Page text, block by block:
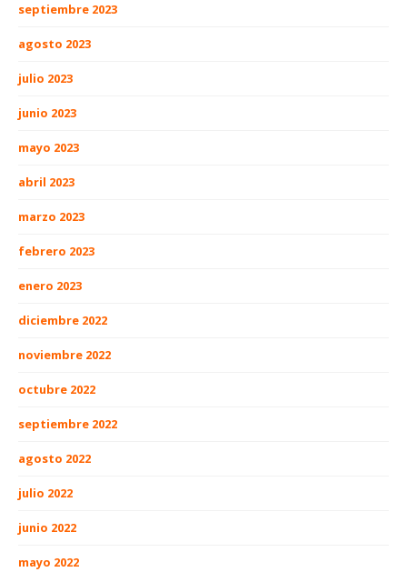
septiembre 2023
agosto 2023
julio 2023
junio 2023
mayo 2023
abril 2023
marzo 2023
febrero 2023
enero 2023
diciembre 2022
noviembre 2022
octubre 2022
septiembre 2022
agosto 2022
julio 2022
junio 2022
mayo 2022